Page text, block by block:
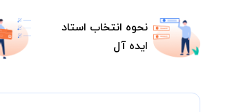
نحوه انتخاب استاد
ایده آل